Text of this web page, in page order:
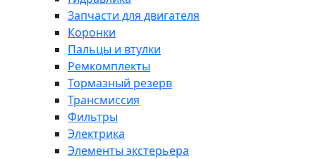
Запчасти для двигателя
Коронки
Пальцы и втулки
Ремкомплекты
Тормазный резерв
Трансмиссия
Фильтры
Электрика
Элементы экстерьера